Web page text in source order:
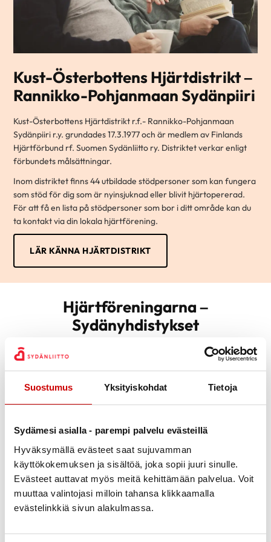
Suostumus Yksityiskohdat Tietoja
Sydämesi asialla - parempi palvelu evästeillä
Hyväksymällä evästeet saat sujuvamman
käyttökokemuksen ja sisältöä, joka sopii juuri sinulle.
Evästeet auttavat myös meitä kehittämään palvelua. Voit
muuttaa valintojasi milloin tahansa klikkaamalla
evästelinkkiä sivun alakulmassa.
Kust-Österbottens Hjärtdistrikt –
Rannikko-Pohjanmaan Sydänpiiri
Kust-Österbottens Hjärtdistrikt r.f.- Rannikko-Pohjanmaan
Sydänpiiri r.y. grundades 17.3.1977 och är medlem av Finlands
Hjärtförbund rf. Suomen Sydänliitto ry. Distriktet verkar enligt
förbundets målsättningar.
Inom distriktet finns 44 utbildade stödpersoner som kan fungera
som stöd för dig som är nyinsjuknad eller blivit hjärtopererad.
För att få en lista på stödpersoner som bor i ditt område kan du
ta kontakt via din lokala hjärtförening.
LÄR KÄNNA HJÄRTDISTRIKT
Hjärtföreningarna –
Sydänyhdistykset
Jakobstadsnejdens Hjärtförening Rf/
Pietarsaaren Sydänyhdistys Ry
Korsholms Hjärtförening Rf / Mustasaaren Sydänyhdistys
Ry
Sydänyhdistys ry
Kronoby Hjärtförening Rf
Malax-Korsnäs Hjärtförening Rf
Nykarleby Hjärtförening Rf